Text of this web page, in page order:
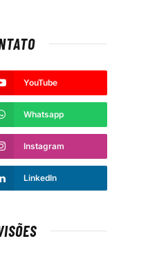
YouTube
Whatsapp
Instagram
LinkedIn